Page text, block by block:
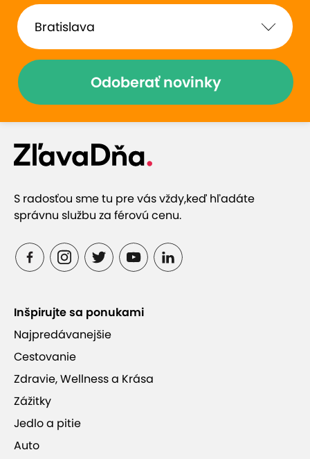
Odoberať novinky
S radosťou sme tu pre vás vždy,keď hľadáte
správnu službu za férovú cenu.
Inšpirujte sa ponukami
Najpredávanejšie
Cestovanie
Zdravie, Wellness a Krása
Zážitky
Jedlo a pitie
Auto